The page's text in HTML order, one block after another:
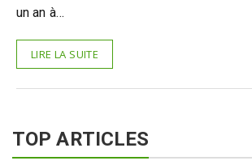
un an à…
LIRE LA SUITE
TOP ARTICLES